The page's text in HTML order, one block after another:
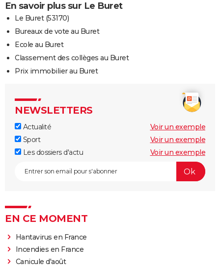
En savoir plus sur Le Buret
Le Buret (53170)
Bureaux de vote au Buret
Ecole au Buret
Classement des collèges au Buret
Prix immobilier au Buret
NEWSLETTERS
Actualité
Voir un exemple
Sport
Voir un exemple
Les dossiers d'actu
Voir un exemple
EN CE MOMENT
Hantavirus en France
Incendies en France
Canicule d'août